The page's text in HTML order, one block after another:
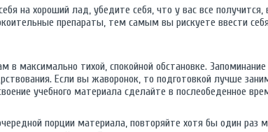
на хороший лад, убедите себя, что у вас все
препараты, тем самым вы рискуете ввести
в максимально тихой, спокойной обстановке.
Если вы жаворонок, то подготовкой лучше
учебного материала сделайте в послеобеденное
порции материала, повторяйте хотя бы один раз